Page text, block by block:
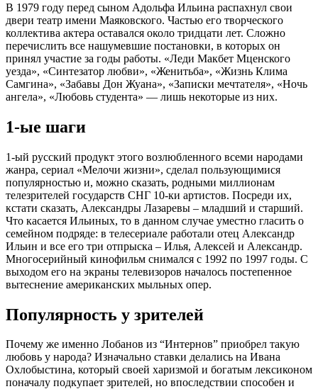
В 1979 году перед сыном Адольфа Ильина распахнул свои
двери театр имени Маяковского. Частью его творческого
коллектива актера оставался около тридцати лет. Сложно
перечислить все нашумевшие постановки, в которых он
принял участие за годы работы. «Леди Макбет Мценского
уезда», «Синтезатор любви», «Женитьба», «Жизнь Клима
Самгина», «Забавы Дон Жуана», «Записки мечтателя», «Ночь
ангела», «Любовь студента» — лишь некоторые из них.
1-ые шаги
1-ый русский продукт этого возлюбленного всеми народами
жанра, сериал «Мелочи жизни», сделал пользующимися
популярностью и, можно сказать, родными миллионам
телезрителей государств СНГ 10-ки артистов. Посреди их,
кстати сказать, Александры Лазаревы – младший и старший.
Что касается Ильиных, то в данном случае уместно гласить о
семейном подряде: в телесериале работали отец Александр
Ильин и все его три отпрыска – Илья, Алексей и Александр.
Многосерийный кинофильм снимался с 1992 по 1997 годы. С
выходом его на экраны телевизоров началось постепенное
вытеснение американских мыльных опер.
Популярность у зрителей
Почему же именно Лобанов из “Интернов” приобрел такую
любовь у народа? Изначально ставки делались на Ивана
Охлобыстина, который своей харизмой и богатым лексиконом
поначалу подкупает зрителей, но впоследствии способен и